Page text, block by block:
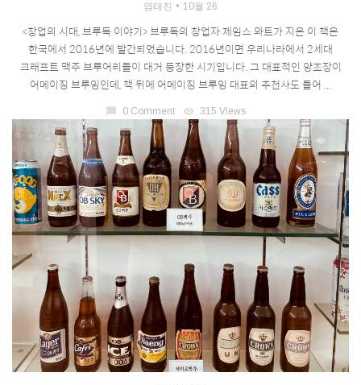
염태진 10월 26
<창업의 시대, 브루독 이야기> 브루독의 창업자 제임스 와트가 지은 이 책은
한국에서 2016년에 발간되었습니다. 2016년이면 우리나라에서 2세대
크래프트 맥주 브루어리들이 대거 등장한 시기입니다. 그 대표적인 양조장이
어메이징 브루잉인데, 책 뒤에 어메이징 브루잉 대표의 추천사도 들어 ...
chat_bubble 0 Comment visibility 315 Views